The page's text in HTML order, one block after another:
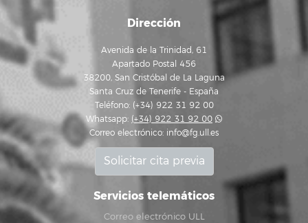
Dirección
Avenida de la Trinidad, 61
Apartado Postal 456
38200, San Cristóbal de La Laguna
Santa Cruz de Tenerife - España
Teléfono: (+34) 922 31 92 00
Whatsapp: (+34) 922 31 92 00
Correo electrónico: info@fg.ull.es
Solicitar cita previa
Servicios telemáticos
Correo electrónico ULL